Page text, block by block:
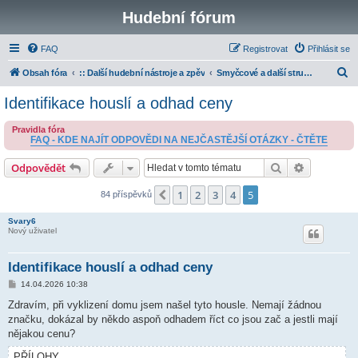
Hudební fórum
FAQ Přihlásit se
Registrovat
Obsah fóra :: Další hudební nástroje a zpěv Smyčcové a další strunné nástroje
a
Identifikace houslí a odhad ceny
Pravidla fóra
FAQ - KDE NAJÍT ODPOVĚDI NA NEJČASTĚJŠÍ OTÁZKY - ČTĚTE
Odpovědět Hledat
84 příspěvků Předchozí
1 2 3 4 5
Svary6
Nový uživatel
Identifikace houslí a odhad ceny
P
í
p
ě
v
14.04.2026 10:38
Zdravím, při vyklizení domu jsem našel tyto housle. Nemají žádnou
značku, dokázal by někdo aspoň odhadem říct co jsou zač a jestli mají
nějakou cenu?